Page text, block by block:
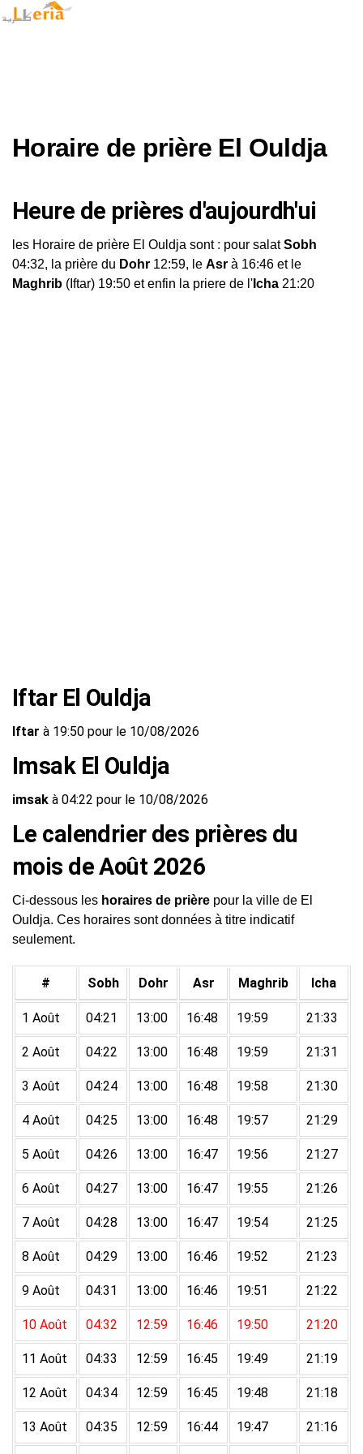
Horaire de prière El Ouldja
Heure de prières d'aujourdh'ui
les Horaire de prière El Ouldja sont : pour salatSobh
04:32, la prière du Dohr 12:59, le Asr à 16:46 et le
Maghrib (Iftar) 19:50 et enfin la priere de l' Icha 21:20
Iftar El Ouldja
Iftar à 19:50 pour le 10/08/2026
Imsak El Ouldja
imsak à 04:22 pour le 10/08/2026
Le calendrier des prières du
mois de Août 2026
Ci-dessous les horaires de prière pour la ville de El
Ouldja. Ces horaires sont données à titre indicatif
seulement.
# Sobh Dohr Asr Maghrib Icha
1 Août 04:21 13:00 16:48 19:59 21:33
2 Août 04:22 13:00 16:48 19:59 21:31
3 Août 04:24 13:00 16:48 19:58 21:30
4 Août 04:25 13:00 16:48 19:57 21:29
5 Août 04:26 13:00 16:47 19:56 21:27
6 Août 04:27 13:00 16:47 19:55 21:26
7 Août 04:28 13:00 16:47 19:54 21:25
8 Août 04:29 13:00 16:46 19:52 21:23
9 Août 04:31 13:00 16:46 19:51 21:22
10 Août 04:32 12:59 16:46 19:50 21:20
11 Août 04:33 12:59 16:45 19:49 21:19
12 Août 04:34 12:59 16:45 19:48 21:18
13 Août 04:35 12:59 16:44 19:47 21:16